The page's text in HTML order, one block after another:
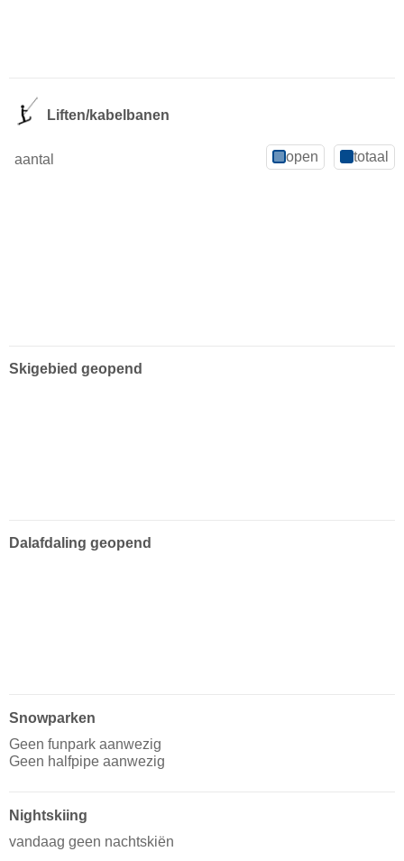
Liften/kabelbanen
aantal open totaal
Skigebied geopend
Dalafdaling geopend
Snowparken
Geen funpark aanwezig
Geen halfpipe aanwezig
Nightskiing
vandaag geen nachtskiën